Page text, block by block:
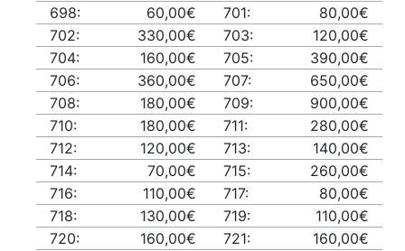
698:
60,00€ 701:
80,00€
702:
330,00€ 703:
120,00€
704:
160,00€ 705:
390,00€
706:
360,00€ 707:
650,00€
708:
180,00€ 709:
900,00€
710:
180,00€ 711:
280,00€
712:
120,00€ 713:
140,00€
714:
70,00€ 715:
260,00€
716:
110,00€ 717:
80,00€
718:
130,00€ 719:
110,00€
720:
160,00€ 721:
160,00€